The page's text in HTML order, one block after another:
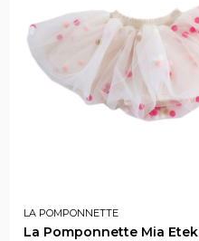
LA POMPONNETTE
La Pomponnette Mia Etek